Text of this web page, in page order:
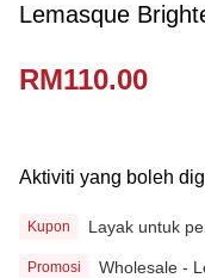
Lemasque
RM110.00
Aktiviti yang boleh
Kupon Layak untuk
Promosi Wholesale -